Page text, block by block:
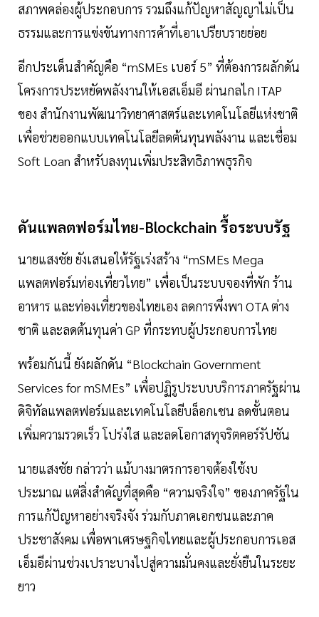
สภาพคล่องผู้ประกอบการ รวมถึงแก้ปัญหาสัญญาไม่เป็น
ธรรมและการแข่งขันทางการค้าที่เอาเปรียบรายย่อย
อีกประเด็นสำคัญคือ “mSMEs เบอร์ 5” ที่ต้องการผลักดัน
โครงการประหยัดพลังงานให้เอสเอ็มอี ผ่านกลไก ITAP
ของ สำนักงานพัฒนาวิทยาศาสตร์และเทคโนโลยีแห่งชาติ
เพื่อช่วยออกแบบเทคโนโลยีลดต้นทุนพลังงาน และเชื่อม
Soft Loan สำหรับลงทุนเพิ่มประสิทธิภาพธุรกิจ
ดันแพลตฟอร์มไทย-Blockchain รื้อระบบรัฐ
นายแสงชัย ยังเสนอให้รัฐเร่งสร้าง “mSMEs Mega
แพลตฟอร์มท่องเที่ยวไทย” เพื่อเป็นระบบจองที่พัก ร้าน
อาหาร และท่องเที่ยวของไทยเอง ลดการพึ่งพา OTA ต่าง
ชาติ และลดต้นทุนค่า GP ที่กระทบผู้ประกอบการไทย
พร้อมกันนี้ ยังผลักดัน “Blockchain Government
Services for mSMEs” เพื่อปฏิรูประบบบริการภาครัฐผ่าน
ดิจิทัลแพลตฟอร์มและเทคโนโลยีบล็อกเชน ลดขั้นตอน
เพิ่มความรวดเร็ว โปร่งใส และลดโอกาสทุจริตคอร์รัปชัน
นายแสงชัย กล่าวว่า แม้บางมาตรการอาจต้องใช้งบ
ประมาณ แต่สิ่งสำคัญที่สุดคือ “ความจริงใจ” ของภาครัฐใน
การแก้ปัญหาอย่างจริงจัง ร่วมกับภาคเอกชนและภาค
ประชาสังคม เพื่อพาเศรษฐกิจไทยและผู้ประกอบการเอส
เอ็มอีผ่านช่วงเปราะบางไปสู่ความมั่นคงและยั่งยืนในระยะ
ยาว